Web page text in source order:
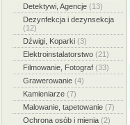
Detektywi, Agencje (13)
Dezynfekcja i dezynsekcja
(12)
Dźwigi, Koparki (3)
Elektroinstalatorstwo (21)
Filmowanie, Fotograf (33)
Grawerowanie (4)
Kamieniarze (7)
Malowanie, tapetowanie (7)
Ochrona osób i mienia (2)